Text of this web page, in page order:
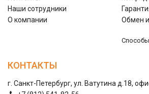
Наши сотрудники
О компании
Обмен
КОНТАКТЫ
г. Санкт-Петербург, ул. Ватутина д.18,